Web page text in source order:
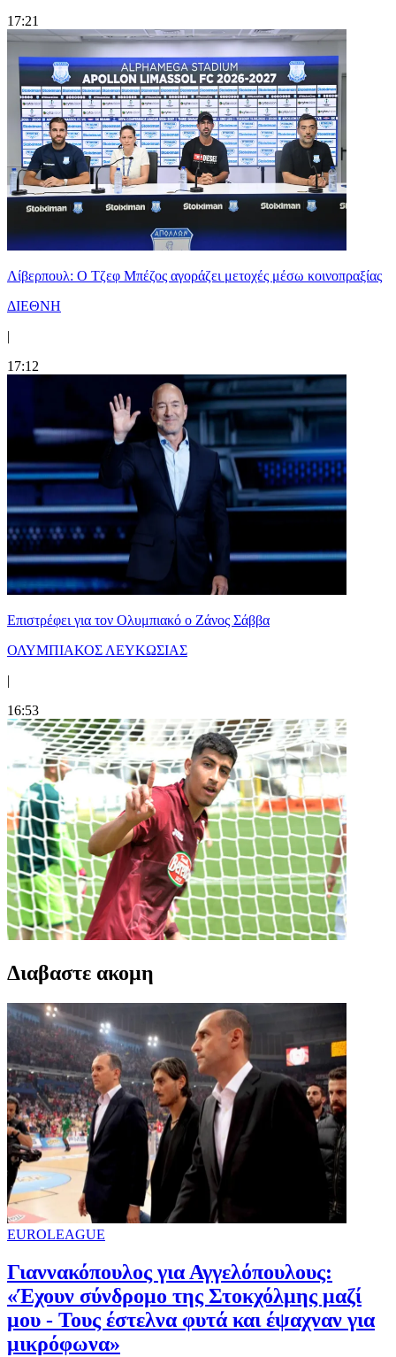
17:21
Λίβερπουλ: Ο Τζεφ Μπέζος αγοράζει μετοχές μέσω κοινοπραξίας
ΔΙΕΘΝΗ
|
17:12
Επιστρέφει για τον Ολυμπιακό ο Ζάνος Σάββα
ΟΛΥΜΠΙΑΚΟΣ ΛΕΥΚΩΣΙΑΣ
|
16:53
Διαβαστε ακομη
EUROLEAGUE
Γιαννακόπουλος για Αγγελόπουλους:
«Έχουν σύνδρομο της Στοκχόλμης μαζί
μου - Τους έστελνα φυτά και έψαχναν για
μικρόφωνα»